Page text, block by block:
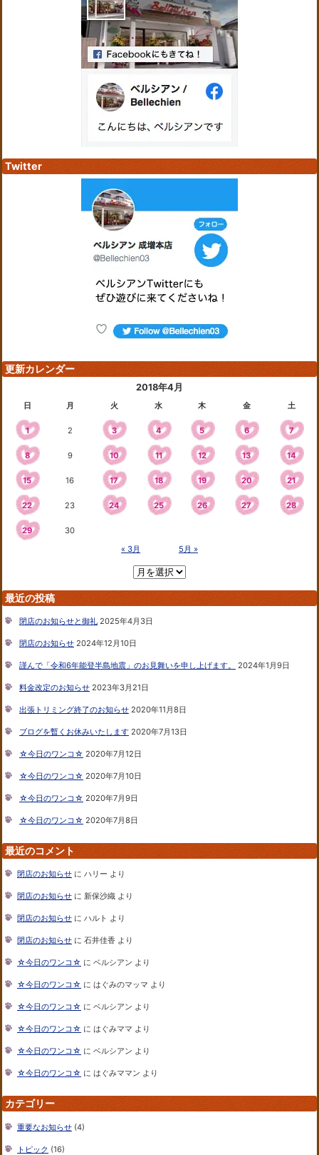
Twitter
更新カレンダー
2018年4月
日 月 火 水 木 金 土
1 2 3 4 5 6 7
8 9 10 11 12 13 14
15 16 17 18 19 20 21
22 23 24 25 26 27 28
29
30
« 3月
5月 »
最近の投稿
閉店のお知らせと御礼 2025年4月3日
閉店のお知らせ 2024年12月10日
謹んで「令和6年能登半島地震」のお見舞いを申し上げます。 2024年1月9日
料金改定のお知らせ 2023年3月21日
出張トリミング終了のお知らせ 2020年11月8日
ブログを暫くお休みいたします 2020年7月13日
☆今日のワンコ☆ 2020年7月12日
☆今日のワンコ☆ 2020年7月10日
☆今日のワンコ☆ 2020年7月9日
☆今日のワンコ☆ 2020年7月8日
最近のコメント
閉店のお知らせ に ハリー より
閉店のお知らせ に 新保沙織 より
閉店のお知らせ に ハルト より
閉店のお知らせ に 石井佳香 より
☆今日のワンコ☆ に ベルシアン より
☆今日のワンコ☆ に はぐみのマッマ より
☆今日のワンコ☆ に ベルシアン より
☆今日のワンコ☆ に はぐみママ より
☆今日のワンコ☆ に ベルシアン より
☆今日のワンコ☆ に はぐみママン より
カテゴリー
重要なお知らせ (4)
トピック (16)